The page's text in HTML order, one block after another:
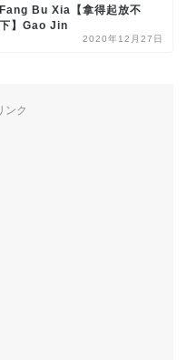
Fang Bu Xia【拿得起放不
下】Gao Jin
2020年12月27日
ンク